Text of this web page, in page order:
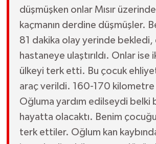
düşmüşken onlar Mısır
kaçmanın derdine düşmüşler.
81 dakika olay yerinde bekledi,
hastaneye ulaştırıldı. Onlar ise
ülkeyi terk etti. Bu çocuk
araç verildi. 160-170 kilometre
Oğluma yardım edilseydi belki
hayatta olacaktı. Benim
terk ettiler. Oğlum kan